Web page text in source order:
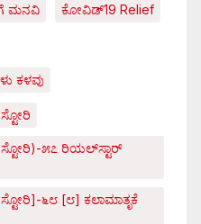
ಮನವಿ ಕೋವಿಡ್‌19 Relief
ಕಳವು
೫೭ ರಿಯಲ್‌ಸ್ಟಾರ್
೬೮ [೮] ಕಲಾಮಾತೃಕೆ